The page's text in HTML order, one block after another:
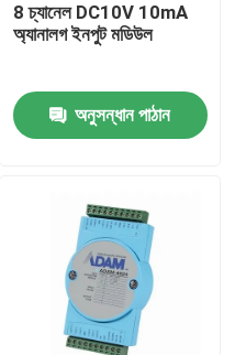
8 চ্যানেল DC10V 10mA
অ্যানালগ ইনপুট মডিউল
অনুসন্ধান পাঠান